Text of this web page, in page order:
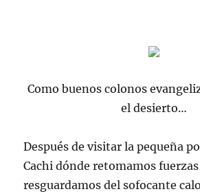
Como buenos colonos
el desierto…
Después de visitar la pequeña
Cachi dónde retomamos
resguardamos del sofocante